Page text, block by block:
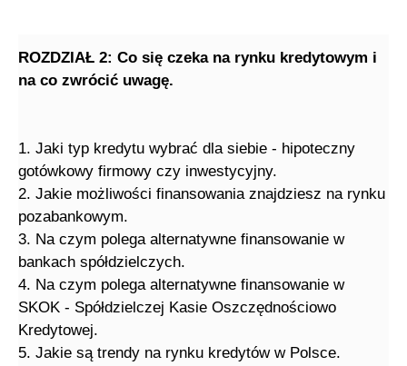
ROZDZIAŁ 2: Co się czeka na rynku kredytowym i
na co zwrócić uwagę.
1. Jaki typ kredytu wybrać dla siebie - hipoteczny
gotówkowy firmowy czy inwestycyjny.
2. Jakie możliwości finansowania znajdziesz na rynku
pozabankowym.
3. Na czym polega alternatywne finansowanie w
bankach spółdzielczych.
4. Na czym polega alternatywne finansowanie w
SKOK - Spółdzielczej Kasie Oszczędnościowo
Kredytowej.
5. Jakie są trendy na rynku kredytów w Polsce.